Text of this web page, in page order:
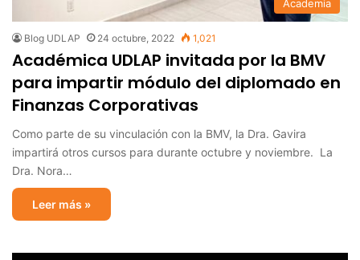
Academia
Blog UDLAP 24 octubre, 2022 1,021
Académica UDLAP invitada por la BMV
para impartir módulo del diplomado en
Finanzas Corporativas
Como parte de su vinculación con la BMV, la Dra. Gavira
impartirá otros cursos para durante octubre y noviembre. La
Dra. Nora…
Leer más »